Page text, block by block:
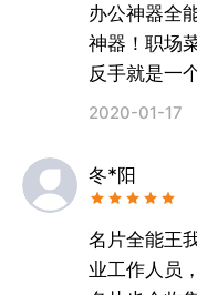
办公神器全
神器！职场
反手就是一
真的每个人
不着联系人
弄好了。
2020-01-17
冬*阳
名片全能王
业工作人员